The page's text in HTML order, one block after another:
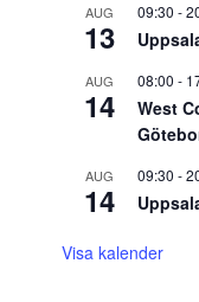
AUG
13
09:30 -
AUG
14
08:00 -
West
AUG
14
09:30 -
Visa kalender